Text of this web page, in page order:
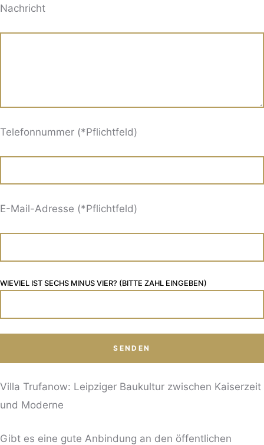
BITTE LASSE DIESES FELD LEER.
Nachricht
Telefonnummer (*Pflichtfeld)
E-Mail-Adresse (*Pflichtfeld)
WIEVIEL IST SECHS MINUS VIER? (BITTE ZAHL EINGEBEN)
Villa Trufanow: Leipziger Baukultur zwischen Kaiserzeit
und Moderne
Gibt es eine gute Anbindung an den öffentlichen